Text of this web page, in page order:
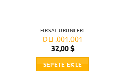
FIRSAT ÜRÜNLERI
DLF.001.001
32,00$
SEPETE EKLE